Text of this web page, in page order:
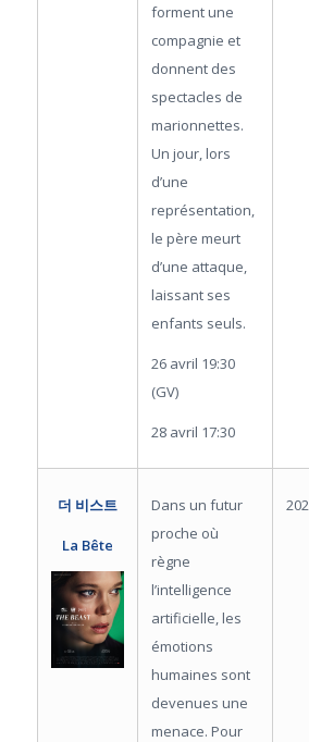
forment une
compagnie et
donnent des
spectacles de
marionnettes.
Un jour, lors
d’une
représentation,
le père meurt
d’une attaque,
laissant ses
enfants seuls.
26 avril 19:30
(GV)
28 avril 17:30
더 비스트
La Bête
Dans un futur
proche où
règne
l’intelligence
artificielle, les
émotions
humaines sont
devenues une
menace. Pour